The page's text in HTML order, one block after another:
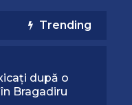
Trending
după o
Bragadiru